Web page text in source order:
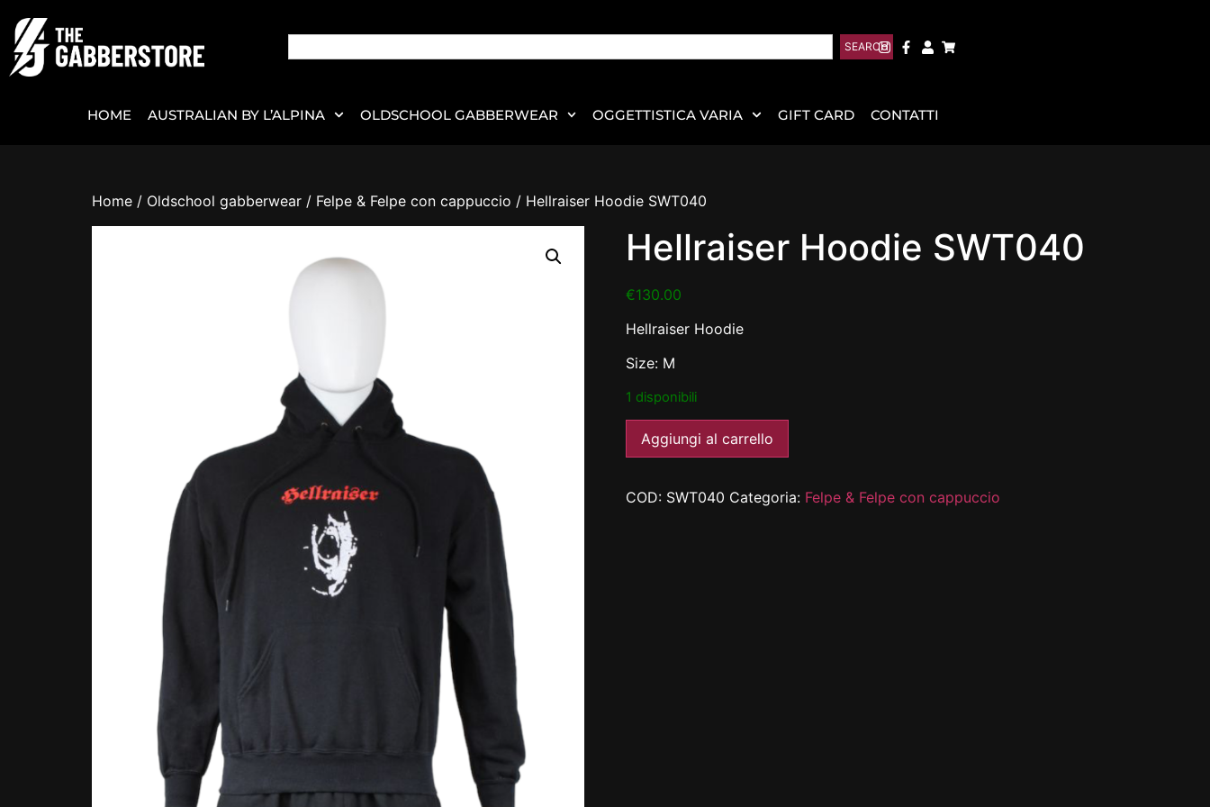
SEARCH
HOME AUSTRALIAN BY L’ALPINA OLDSCHOOL GABBERWEAR OGGETTISTICA VARIA GIFT CARD CONTATTI
Home / Oldschool gabberwear / Felpe & Felpe con cappuccio / Hellraiser Hoodie SWT040
Hellraiser Hoodie SWT040
€130.00
Hellraiser Hoodie
Size: M
1 disponibili
Aggiungi al carrello
COD: SWT040 Categoria: Felpe & Felpe con cappuccio